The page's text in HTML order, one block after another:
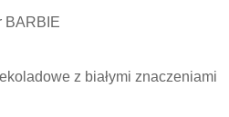
BARBIE
z białymi znaczeniami